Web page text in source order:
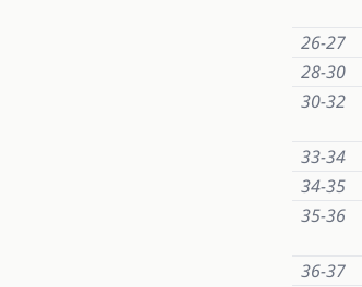
26-27
28-30
30-32
33-34
34-35
35-36
36-37